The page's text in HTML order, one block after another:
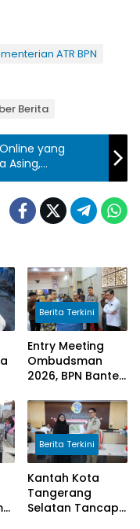
ATR BPN
Berita
yang
Asing,
685 M
Berita Terkini
Entry Meeting
Ombudsman
2026, BPN Banten
Pelayanan Publik
yang Berkualitas
Bagi Masyarakat
Berita Terkini
Kantah Kota
Tangerang
Selatan Tancap